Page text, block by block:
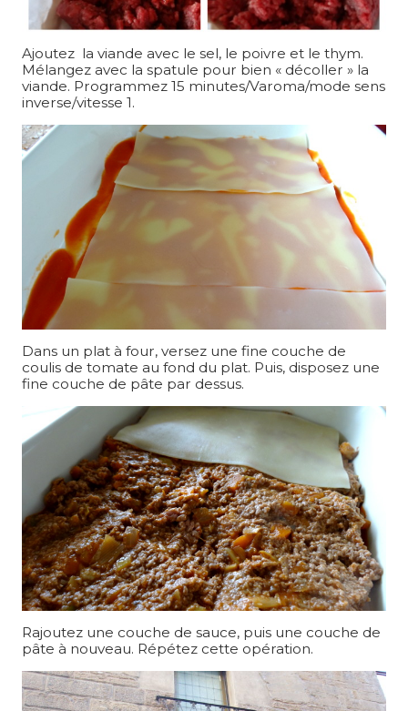
Ajoutez la viande avec le sel, le poivre et le thym.
Mélangez avec la spatule pour bien « décoller » la
viande. Programmez 15 minutes/Varoma/mode sens
inverse/vitesse 1.
Dans un plat à four, versez une fine couche de
coulis de tomate au fond du plat. Puis, disposez une
fine couche de pâte par dessus.
Rajoutez une couche de sauce, puis une couche de
pâte à nouveau. Répétez cette opération.